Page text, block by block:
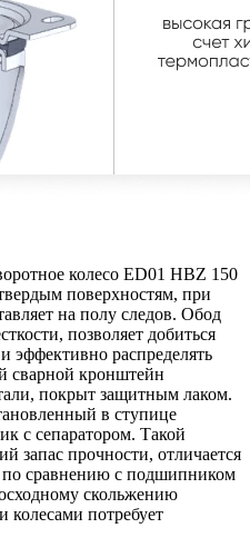
колесо ED01 HBZ 150
поверхностям, при
на полу следов. Обод
позволяет добиться
эффективно распределять
сварной кронштейн
покрыт защитным лаком.
в ступице
с сепаратором. Такой
запас прочности, отличается
сравнению с подшипником
скольжению
колесами потребует